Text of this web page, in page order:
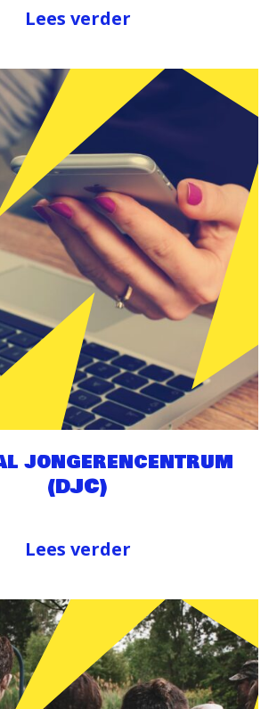
Lees verder
jongerencentrum
(DJC)
Lees verder